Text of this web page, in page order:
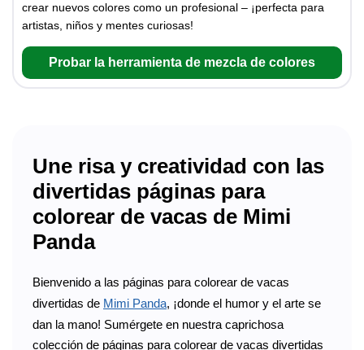
crear nuevos colores como un profesional – ¡perfecta para
artistas, niños y mentes curiosas!
Probar la herramienta de mezcla de colores
Une risa y creatividad con las
divertidas páginas para
colorear de vacas de Mimi
Panda
Bienvenido a las páginas para colorear de vacas
divertidas de Mimi Panda, ¡donde el humor y el arte se
dan la mano! Sumérgete en nuestra caprichosa
colección de páginas para colorear de vacas divertidas